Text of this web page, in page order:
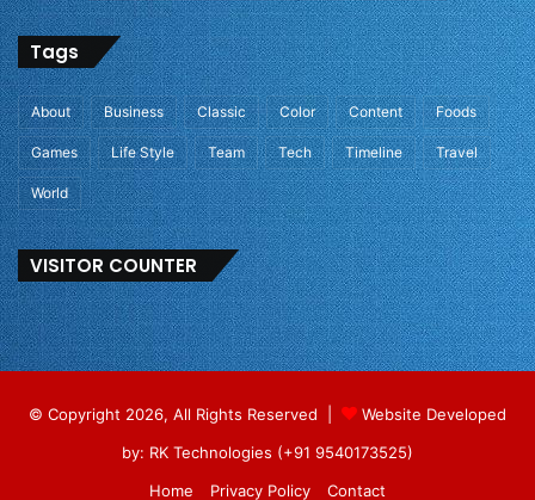
Tags
About Business Classic Color Content Foods
Games Life Style Team Tech Timeline Travel
World
VISITOR COUNTER
© Copyright 2026, All Rights Reserved |
Website Developed
by: RK Technologies (+91 9540173525)
Home
Privacy Policy Contact